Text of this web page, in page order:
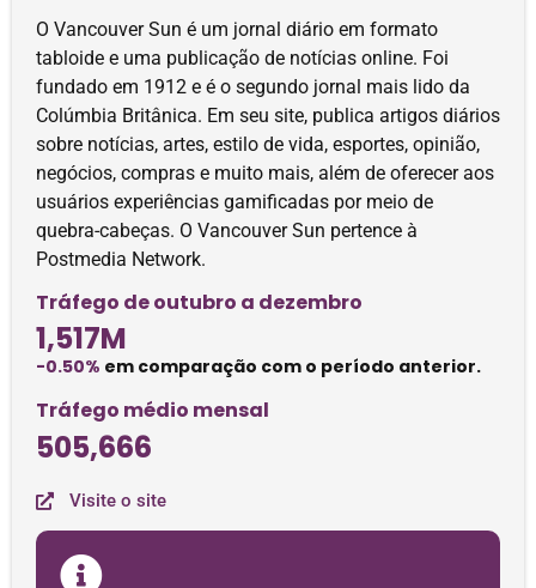
O Vancouver Sun é um jornal diário em formato
tabloide e uma publicação de notícias online. Foi
fundado em 1912 e é o segundo jornal mais lido da
Colúmbia Britânica. Em seu site, publica artigos diários
sobre notícias, artes, estilo de vida, esportes, opinião,
negócios, compras e muito mais, além de oferecer aos
usuários experiências gamificadas por meio de
quebra-cabeças. O Vancouver Sun pertence à
Postmedia Network.
Tráfego de outubro a dezembro
1,517M
-0.50% em comparação com o período anterior.
Tráfego médio mensal
505,666
Visite o site